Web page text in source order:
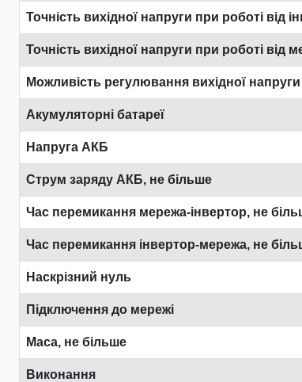
Точність вихідної напруги при роботі від
Точність вихідної напруги при роботі від
Можливість регулювання вихідної напруги
Акумуляторні батареї
Напруга АКБ
Струм заряду АКБ, не більше
Час перемикання мережа-інвертор, не
Час перемикання інвертор-мережа, не
Наскрізний нуль
Підключення до мережі
Маса, не більше
Виконання